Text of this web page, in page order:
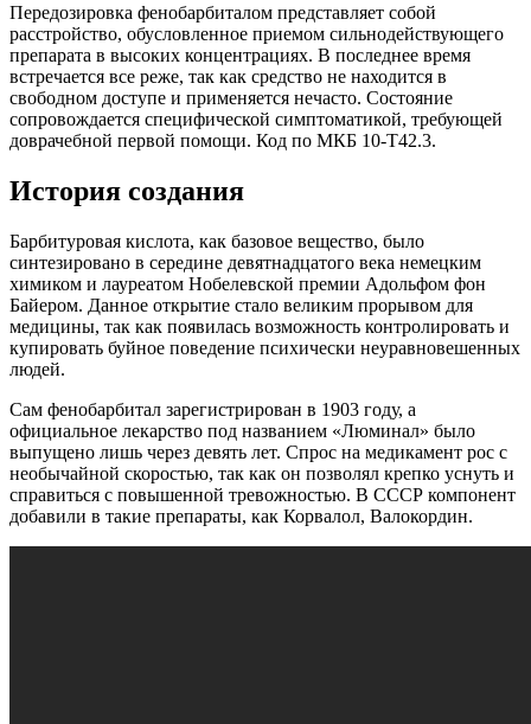
Передозировка фенобарбиталом представляет собой
расстройство, обусловленное приемом сильнодействующего
препарата в высоких концентрациях. В последнее время
встречается все реже, так как средство не находится в
свободном доступе и применяется нечасто. Состояние
сопровождается специфической симптоматикой, требующей
доврачебной первой помощи. Код по МКБ 10-Т42.3.
История создания
Барбитуровая кислота, как базовое вещество, было
синтезировано в середине девятнадцатого века немецким
химиком и лауреатом Нобелевской премии Адольфом фон
Байером. Данное открытие стало великим прорывом для
медицины, так как появилась возможность контролировать и
купировать буйное поведение психически неуравновешенных
людей.
Сам фенобарбитал зарегистрирован в 1903 году, а
официальное лекарство под названием «Люминал» было
выпущено лишь через девять лет. Спрос на медикамент рос с
необычайной скоростью, так как он позволял крепко уснуть и
справиться с повышенной тревожностью. В СССР компонент
добавили в такие препараты, как Корвалол, Валокордин.